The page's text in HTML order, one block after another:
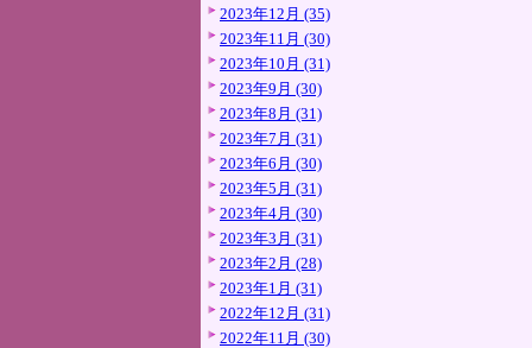
2023年12月 (35)
2023年11月 (30)
2023年10月 (31)
2023年9月 (30)
2023年8月 (31)
2023年7月 (31)
2023年6月 (30)
2023年5月 (31)
2023年4月 (30)
2023年3月 (31)
2023年2月 (28)
2023年1月 (31)
2022年12月 (31)
2022年11月 (30)